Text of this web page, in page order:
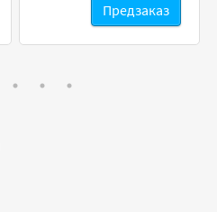
Предзаказ